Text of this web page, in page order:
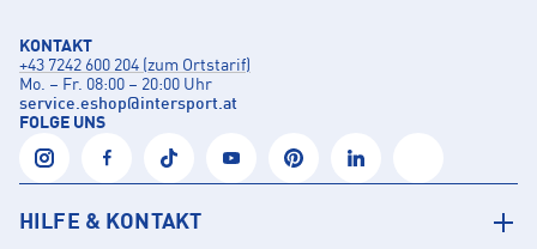
KONTAKT
+43 7242 600 204 (zum Ortstarif)
Mo. – Fr. 08:00 – 20:00 Uhr
service.eshop@intersport.at
FOLGE UNS
HILFE & KONTAKT